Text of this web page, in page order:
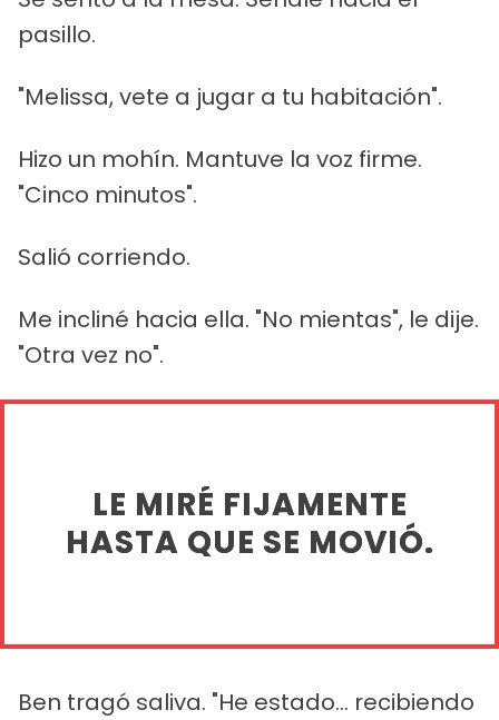
pasillo.
"Melissa, vete a jugar a tu habitación".
Hizo un mohín. Mantuve la voz firme.
"Cinco minutos".
Salió corriendo.
Me incliné hacia ella. "No mientas", le dije.
"Otra vez no".
LE MIRÉ FIJAMENTE
HASTA QUE SE MOVIÓ.
Ben tragó saliva. "He estado... recibiendo